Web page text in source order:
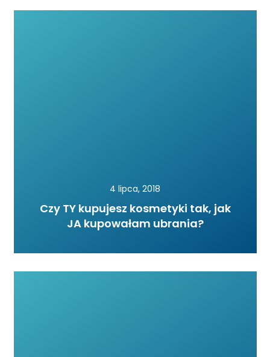
4 lipca, 2018
Czy TY kupujesz kosmetyki tak, jak
JA kupowałam ubrania?